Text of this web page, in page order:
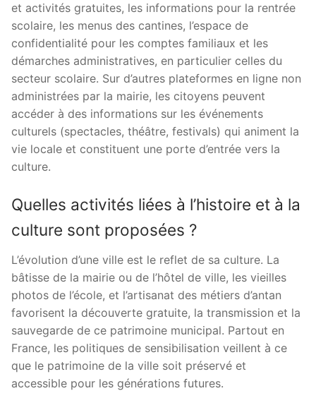
et activités gratuites, les informations pour la rentrée
scolaire, les menus des cantines, l’espace de
confidentialité pour les comptes familiaux et les
démarches administratives, en particulier celles du
secteur scolaire. Sur d’autres plateformes en ligne non
administrées par la mairie, les citoyens peuvent
accéder à des informations sur les événements
culturels (spectacles, théâtre, festivals) qui animent la
vie locale et constituent une porte d’entrée vers la
culture.
Quelles activités liées à l’histoire et à la
culture sont proposées ?
L’évolution d’une ville est le reflet de sa culture. La
bâtisse de la mairie ou de l’hôtel de ville, les vieilles
photos de l’école, et l’artisanat des métiers d’antan
favorisent la découverte gratuite, la transmission et la
sauvegarde de ce patrimoine municipal. Partout en
France, les politiques de sensibilisation veillent à ce
que le patrimoine de la ville soit préservé et
accessible pour les générations futures.